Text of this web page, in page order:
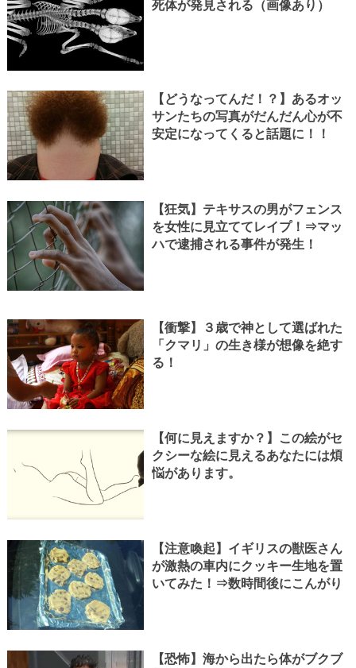
死体が発見される（画像あり）
【どうなってんだ！？】あるオッ
サンたちの写真がだんだん心が不
安定になってくると話題に！！
【狂気】テキサスの男がフェンス
を女性に見立ててレイプ！⇒マッ
ハで逮捕される事件が発生！
【衝撃】３歳で神として選ばれた
「クマリ」の生き様が想像を絶す
る！
【何に見えますか？】この絵がセ
クシーな絵に見えるあなたには煩
悩があります。
【注意喚起】イギリスの獣医さん
が激熱の車内にクッキー生地を置
いてみた！⇒数時間後にこんがり
【恐怖】海から出たら体がブクブ